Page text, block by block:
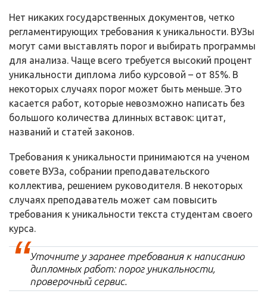
Нет никаких государственных документов, четко
регламентирующих требования к уникальности. ВУЗы
могут сами выставлять порог и выбирать программы
для анализа. Чаще всего требуется высокий процент
уникальности диплома либо курсовой – от 85%. В
некоторых случаях порог может быть меньше. Это
касается работ, которые невозможно написать без
большого количества длинных вставок: цитат,
названий и статей законов.
Требования к уникальности принимаются на ученом
совете ВУЗа, собрании преподавательского
коллектива, решением руководителя. В некоторых
случаях преподаватель может сам повысить
требования к уникальности текста студентам своего
курса.
Уточните у заранее требования к написанию
дипломных работ: порог уникальности,
проверочный сервис.